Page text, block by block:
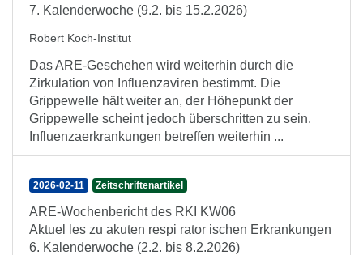
7. Kalenderwoche (9.2. bis 15.2.2026)
Robert Koch-Institut
Das ARE-Geschehen wird weiterhin durch die
Zirkulation von Influenzaviren bestimmt. Die
Grippewelle hält weiter an, der Höhepunkt der
Grippewelle scheint jedoch überschritten zu sein.
Influenzaerkrankungen betreffen weiterhin ...
2026-02-11 Zeitschriftenartikel
ARE-Wochenbericht des RKI KW06
Aktuel les zu akuten respi rator ischen Erkrankungen
6. Kalenderwoche (2.2. bis 8.2.2026)